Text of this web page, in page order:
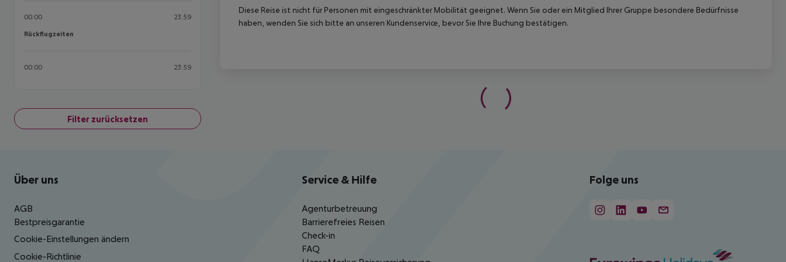
00:00 23:59
Rückflugzeiten
Rückflugzeiten
00:00 23:59
Filter zurücksetzen
Diese Reise ist nicht für Personen mit eingeschränkter Mobilität geeignet. Wenn Sie oder ein Mitglied Ihrer Gruppe besondere Bedürfnisse
haben, wenden Sie sich bitte an unseren Kundenservice, bevor Sie Ihre Buchung bestätigen.
Footer navigation
Über uns
AGB
Bestpreisgarantie
Cookie-Einstellungen ändern
Cookie-Richtlinie
Service & Hilfe
Agenturbetreuung
Barrierefreies Reisen
Check-in
FAQ
Folge uns